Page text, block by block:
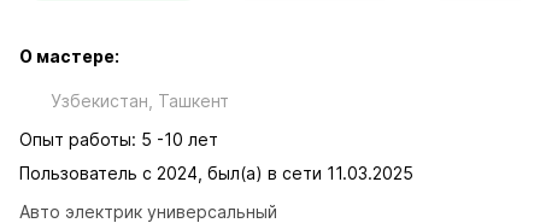
О мастере:
Узбекистан, Ташкент
Опыт работы: 5 -10 лет
Пользователь с 2024, был(а) в сети 11.03.2025
Авто электрик универсальный